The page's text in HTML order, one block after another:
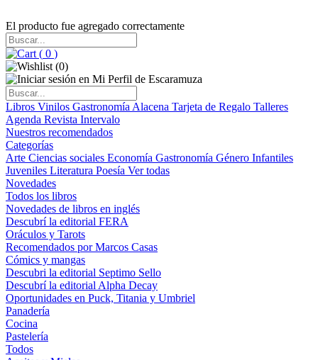
El producto fue agregado correctamente
( 0 )
(0)
Libros Vinilos Gastronomía Alacena Tarjeta de Regalo Talleres
Agenda Revista Intervalo
Nuestros recomendados
Categorías
Arte Ciencias sociales Economía Gastronomía Género Infantiles
Juveniles Literatura Poesía Ver todas
Novedades
Todos los libros
Novedades de libros en inglés
Descubrí la editorial FERA
Oráculos y Tarots
Recomendados por Marcos Casas
Cómics y mangas
Descubri la editorial Septimo Sello
Descubrí la editorial Alpha Decay
Oportunidades en Puck, Titania y Umbriel
Panadería
Cocina
Pastelería
Todos